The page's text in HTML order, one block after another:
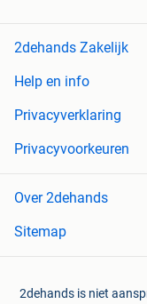
2dehands Zakelijk
Help en info
Privacyverklaring
Privacyvoorkeuren
Over 2dehands
Sitemap
2dehands is niet